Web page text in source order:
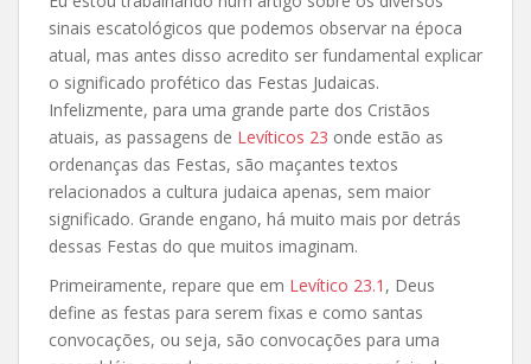
sinais escatológicos que podemos observar na época
atual, mas antes disso acredito ser fundamental explicar
o significado profético das Festas Judaicas.
Infelizmente, para uma grande parte dos Cristãos
atuais, as passagens de Levíticos 23 onde estão as
ordenanças das Festas, são maçantes textos
relacionados a cultura judaica apenas, sem maior
significado. Grande engano, há muito mais por detrás
dessas Festas do que muitos imaginam.
Primeiramente, repare que em Levítico 23.1 , Deus
define as festas para serem fixas e como santas
convocações, ou seja, são convocações para uma